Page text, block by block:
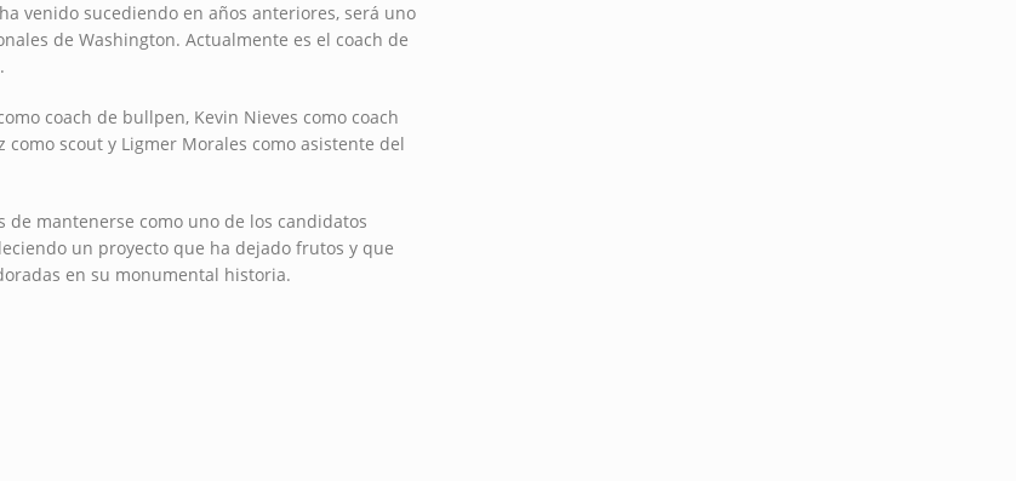
venido sucediendo en años anteriores, será uno
de Washington. Actualmente es el coach de
coach de bullpen, Kevin Nieves como coach
scout y Ligmer Morales como asistente del
mantenerse como uno de los candidatos
un proyecto que ha dejado frutos y que
en su monumental historia.